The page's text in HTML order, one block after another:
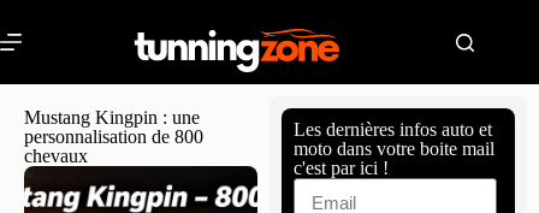
Mustang Kingpin : une
personnalisation de 800
chevaux
Les dernières infos auto et
moto dans votre boite mail
c'est par ici !